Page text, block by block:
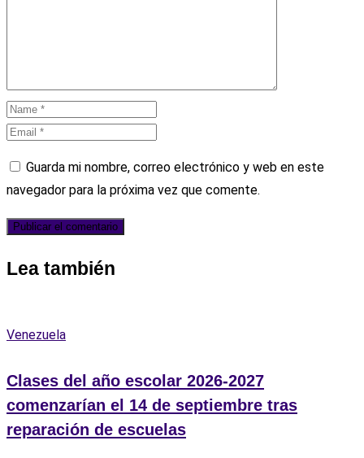
Guarda mi nombre, correo electrónico y web en este
navegador para la próxima vez que comente.
Lea también
Venezuela
Clases del año escolar 2026-2027
comenzarían el 14 de septiembre tras
reparación de escuelas